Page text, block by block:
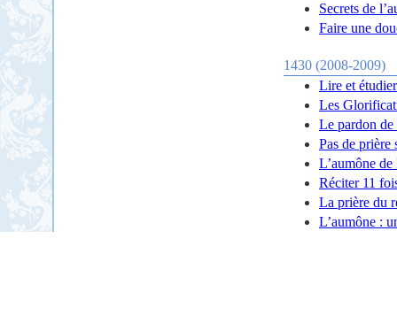
Secrets de
Faire une
1430 (2008-2009)
Lire et
Les
Le pardon de
Pas de prière
L’aumône
Réciter 11
La prière du
L’aumône :